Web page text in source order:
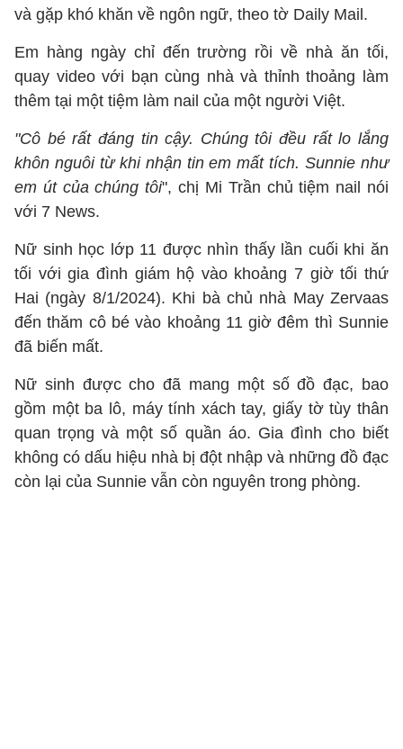
và gặp khó khăn về ngôn ngữ, theo tờ Daily Mail.
Em hàng ngày chỉ đến trường rồi về nhà ăn tối,
quay video với bạn cùng nhà và thỉnh thoảng làm
thêm tại một tiệm làm nail của một người Việt.
"Cô bé rất đáng tin cậy. Chúng tôi đều rất lo lắng
khôn nguôi từ khi nhận tin em mất tích. Sunnie như
em út của chúng tôi", chị Mi Trần chủ tiệm nail nói
với 7 News.
Nữ sinh học lớp 11 được nhìn thấy lần cuối khi ăn
tối với gia đình giám hộ vào khoảng 7 giờ tối thứ
Hai (ngày 8/1/2024). Khi bà chủ nhà May Zervaas
đến thăm cô bé vào khoảng 11 giờ đêm thì Sunnie
đã biến mất.
Nữ sinh được cho đã mang một số đồ đạc, bao
gồm một ba lô, máy tính xách tay, giấy tờ tùy thân
quan trọng và một số quần áo. Gia đình cho biết
không có dấu hiệu nhà bị đột nhập và những đồ đạc
còn lại của Sunnie vẫn còn nguyên trong phòng.